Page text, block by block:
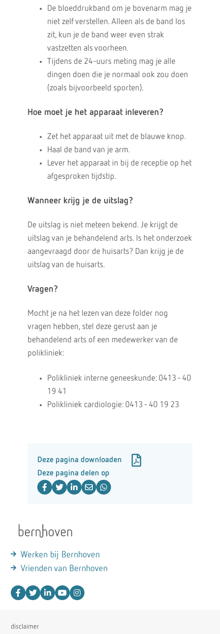
De bloeddrukband om je bovenarm mag je
niet zelf verstellen. Alleen als de band los
zit, kun je de band weer even strak
vastzetten als voorheen.
Tijdens de 24-uurs meting mag je alle
dingen doen die je normaal ook zou doen
(zoals bijvoorbeeld sporten).
Hoe moet je het apparaat inleveren?
Zet het apparaat uit met de blauwe knop.
Haal de band van je arm.
Lever het apparaat in bij de receptie op het
afgesproken tijdstip.
Wanneer krijg je de uitslag?
De uitslag is niet meteen bekend. Je krijgt de
uitslag van je behandelend arts. Is het onderzoek
aangevraagd door de huisarts? Dan krijg je de
uitslag van de huisarts.
Vragen?
Mocht je na het lezen van deze folder nog
vragen hebben, stel deze gerust aan je
behandelend arts of een medewerker van de
polikliniek:
Polikliniek interne geneeskunde: 0413 - 40
19 41
Polikliniek cardiologie: 0413 - 40 19 23
Deze pagina downloaden
Deze pagina delen op
Werken bij Bernhoven
Vrienden van Bernhoven
disclaimer